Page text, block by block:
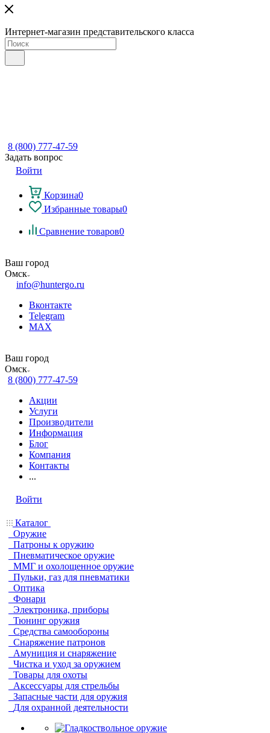
Интернет-магазин представительского класса
8 (800) 777-47-59
Задать вопрос
Войти
Корзина0
Избранные товары0
Сравнение товаров0
Ваш город
Омск
info@huntergo.ru
Вконтакте
Telegram
MAX
Ваш город
Омск
8 (800) 777-47-59
Акции
Услуги
Производители
Информация
Блог
Компания
Контакты
...
Войти
Каталог
Оружие
Патроны к оружию
Пневматическое оружие
ММГ и охолощенное оружие
Пульки, газ для пневматики
Оптика
Фонари
Электроника, приборы
Тюнинг оружия
Средства самообороны
Снаряжение патронов
Амуниция и снаряжение
Чистка и уход за оружием
Товары для охоты
Аксессуары для стрельбы
Запасные части для оружия
Для охранной деятельности